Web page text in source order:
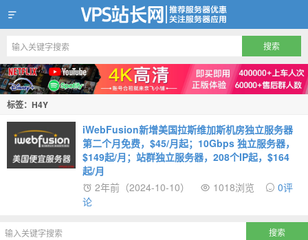
VPS站长网
标签：H4Y
iWebFusion新增美国拉斯维加斯机房独立服务器
第二个月免费，$45/月起；10Gbps 独立服务器，
$149起/月；站群独立服务器，208个IP起，$164
起/月
2年前（2024-10-10）
1018浏览
0评
论